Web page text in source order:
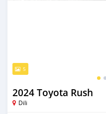
5
2024 Toyota Rush
Dili